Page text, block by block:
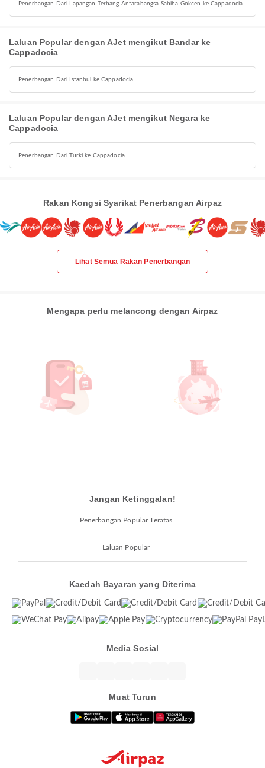
Penerbangan Dari Lapangan Terbang Antarabangsa Sabiha Gokcen ke Cappadocia
Laluan Popular dengan AJet mengikut Bandar ke
Cappadocia
Penerbangan Dari Istanbul ke Cappadocia
Laluan Popular dengan AJet mengikut Negara ke
Cappadocia
Penerbangan Dari Turki ke Cappadocia
Rakan Kongsi Syarikat Penerbangan Airpaz
Lihat Semua Rakan Penerbangan
Mengapa perlu melancong dengan Airpaz
Jangan Ketinggalan!
Penerbangan Popular Teratas
Laluan Popular
Kaedah Bayaran yang Diterima
Media Sosial
Muat Turun